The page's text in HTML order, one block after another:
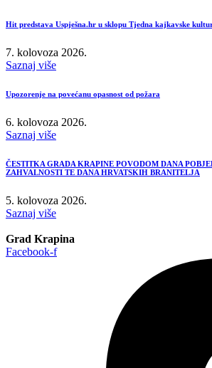
Hit predstava Uspješna.hr u sklopu Tjedna kajkavske
7. kolovoza 2026.
Saznaj više
Upozorenje na povećanu opasnost od požara
6. kolovoza 2026.
Saznaj više
ČESTITKA GRADA KRAPINE POVODOM DANA
ZAHVALNOSTI TE DANA HRVATSKIH BRANITELJA
5. kolovoza 2026.
Saznaj više
Grad Krapina
Facebook-f